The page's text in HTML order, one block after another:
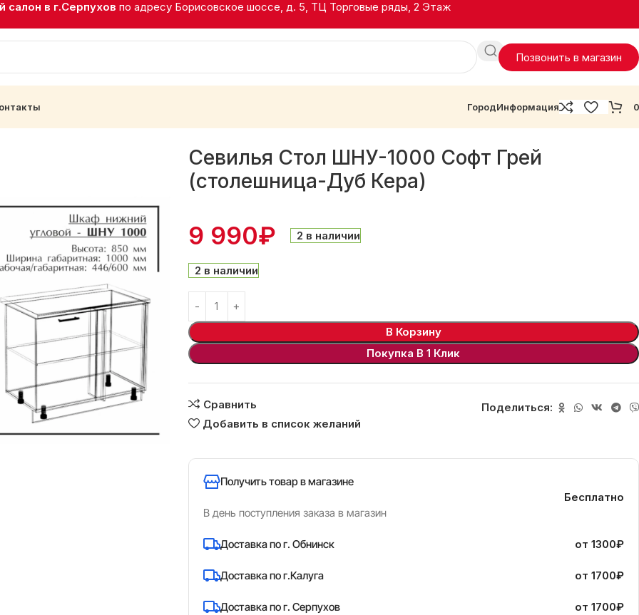
салон в г.Серпухов по адресу Борисовское шоссе, д. 5, ТЦ Торговые ряды, 2 Этаж
Позвонить в магазин
ГородИнформация 0
Севилья Стол ШНУ-1000 Софт Грей
(столешница-Дуб Кера)
9 990₽ 2 в наличии
2 в наличии
В Корзину
Покупка В 1 Клик
Сравнить
Добавить в список желаний
Поделиться:
Получить товар в магазине
В день поступления заказа в магазин
Бесплатно
Доставка по г. Обнинск
Доставка по г.Калуга
Доставка по г. Серпухов
от 1300₽
от 1700₽
от 1700₽